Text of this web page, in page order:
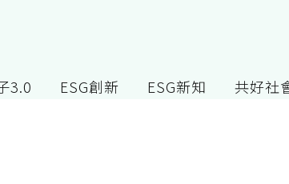
3.0 ESG創新 ESG新知 共好社